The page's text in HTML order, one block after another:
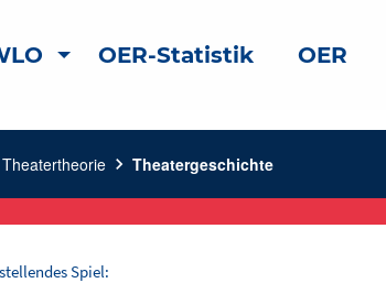
OER-Statistik OER
Theatertheorie chevron_right Theatergeschichte
Spiel: